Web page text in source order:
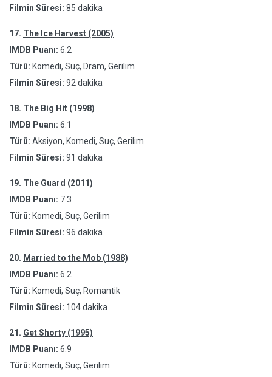
Filmin Süresi: 85 dakika
17. The Ice Harvest (2005)
IMDB Puanı: 6.2
Türü: Komedi, Suç, Dram, Gerilim
Filmin Süresi: 92 dakika
18. The Big Hit (1998)
IMDB Puanı: 6.1
Türü: Aksiyon, Komedi, Suç, Gerilim
Filmin Süresi: 91 dakika
19. The Guard (2011)
IMDB Puanı: 7.3
Türü: Komedi, Suç, Gerilim
Filmin Süresi: 96 dakika
20. Married to the Mob (1988)
IMDB Puanı: 6.2
Türü: Komedi, Suç, Romantik
Filmin Süresi: 104 dakika
21. Get Shorty (1995)
IMDB Puanı: 6.9
Türü: Komedi, Suç, Gerilim